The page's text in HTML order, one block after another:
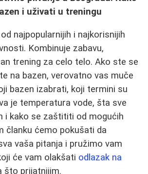
i uživati u treningu
najpopularnijih i najkorisnijih
Kombinuje zabavu,
trening za celo telo. Ako ste se
na bazen, verovatno vas muče
bazen izabrati, koji termini su
je temperatura vode, šta sve
i kako se zaštititi od mogućih
članku ćemo pokušati da
vaša pitanja i pružimo vam
će vam olakšati odlazak na
što prijatnijim.